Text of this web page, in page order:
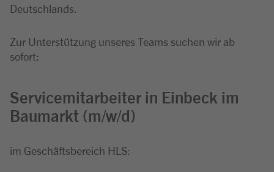
Deutschlands.
Zur Unterstützung unseres Teams suchen wir ab
sofort:
Servicemitarbeiter in Einbeck im
Baumarkt (m/w/d)
im Geschäftsbereich HLS: